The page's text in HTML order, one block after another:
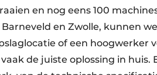
en nog eens 100
en Zwolle, kunnen
of een hoogwerker
de juiste oplossing in huis.